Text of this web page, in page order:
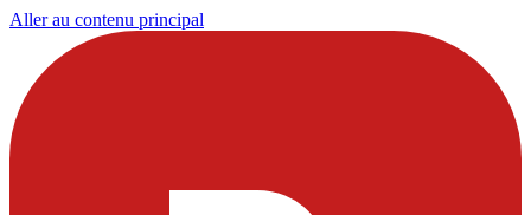
Aller au contenu principal